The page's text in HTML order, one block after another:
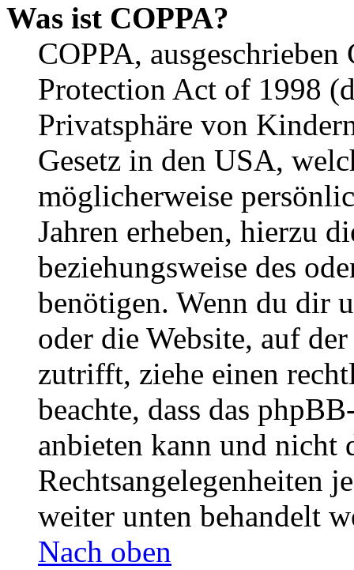
Was ist COPPA?
COPPA,
Protection Act of 1998
Privatsphäre von
Gesetz in den USA,
möglicherweise
Jahren erheben, hierzu
beziehungsweise des
benötigen. Wenn du dir
oder die Website, auf
zutrifft, ziehe einen
beachte, dass das
anbieten kann und nicht
Rechtsangelegenheiten
weiter unten behandelt
Nach oben